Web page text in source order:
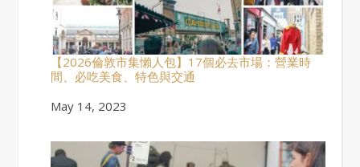
【2026倫敦市集懶人包】17個必去市場：營業時
間、必吃美食、特色與交通
Date
May 14, 2023